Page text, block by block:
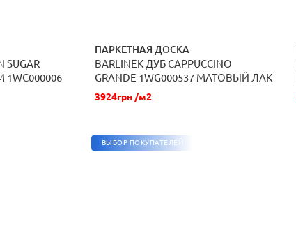
SUGAR
1WC000006
ПАРКЕТНАЯ ДОСКА
BARLINEK ДУБ CAPPUCCINO
GRANDE 1WG000537 МАТОВЫЙ ЛАК
3924грн /м2
ЗАКАЗАТЬ
ВЫБОР ПОКУПАТЕЛЕЙ